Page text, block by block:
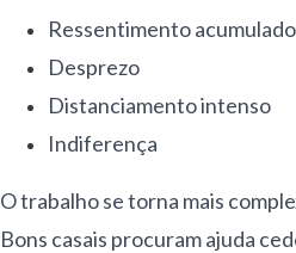
Ressentimento acumulado
Desprezo
Distanciamento intenso
Indiferença
O trabalho se torna mais
Bons casais procuram ajuda